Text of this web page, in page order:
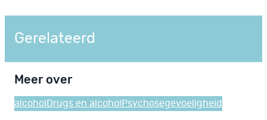
Gerelateerd
Meer over
alcohol Drugs en alcohol Psychosegevoeligheid